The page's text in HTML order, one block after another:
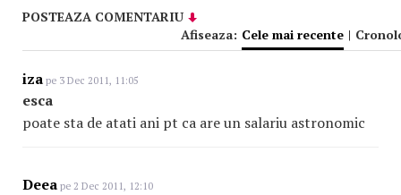
POSTEAZA COMENTARIU
Afiseaza: Cele mai recente |
iza pe 3 Dec 2011, 11:05
esca
poate sta de atati ani pt ca are un salariu astronomic
Deea pe 2 Dec 2011, 12:10